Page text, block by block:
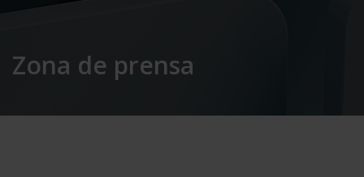
Zona de prensa